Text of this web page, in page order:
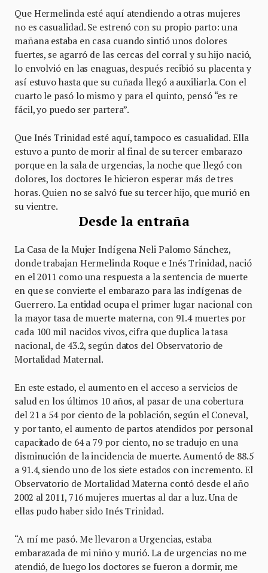
Que Hermelinda esté aquí atendiendo a otras mujeres
no es casualidad. Se estrenó con su propio parto: una
mañana estaba en casa cuando sintió unos dolores
fuertes, se agarró de las cercas del corral y su hijo nació,
lo envolvió en las enaguas, después recibió su placenta y
así estuvo hasta que su cuñada llegó a auxiliarla. Con el
cuarto le pasó lo mismo y para el quinto, pensó “es re
fácil, yo puedo ser partera”.
Que Inés Trinidad esté aquí, tampoco es casualidad. Ella
estuvo a punto de morir al final de su tercer embarazo
porque en la sala de urgencias, la noche que llegó con
dolores, los doctores le hicieron esperar más de tres
horas. Quien no se salvó fue su tercer hijo, que murió en
su vientre.
Desde la entraña
La Casa de la Mujer Indígena Neli Palomo Sánchez,
donde trabajan Hermelinda Roque e Inés Trinidad, nació
en el 2011 como una respuesta a la sentencia de muerte
en que se convierte el embarazo para las indígenas de
Guerrero. La entidad ocupa el primer lugar nacional con
la mayor tasa de muerte materna, con 91.4 muertes por
cada 100 mil nacidos vivos, cifra que duplica la tasa
nacional, de 43.2, según datos del Observatorio de
Mortalidad Maternal.
En este estado, el aumento en el acceso a servicios de
salud en los últimos 10 años, al pasar de una cobertura
del 21 a 54 por ciento de la población, según el Coneval,
y por tanto, el aumento de partos atendidos por personal
capacitado de 64 a 79 por ciento, no se tradujo en una
disminución de la incidencia de muerte. Aumentó de 88.5
a 91.4, siendo uno de los siete estados con incremento. El
Observatorio de Mortalidad Materna contó desde el año
2002 al 2011, 716 mujeres muertas al dar a luz. Una de
ellas pudo haber sido Inés Trinidad.
“A mí me pasó. Me llevaron a Urgencias, estaba
embarazada de mi niño y murió. La de urgencias no me
atendió, de luego los doctores se fueron a dormir, me